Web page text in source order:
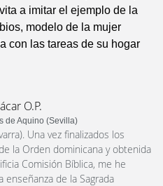
a imitar el ejemplo de la
modelo de la mujer
con las tareas de su hogar
O.P.
de Aquino (Sevilla)
Una vez finalizados los
la Orden dominicana y obtenida
Comisión Bíblica, me he
de la Sagrada